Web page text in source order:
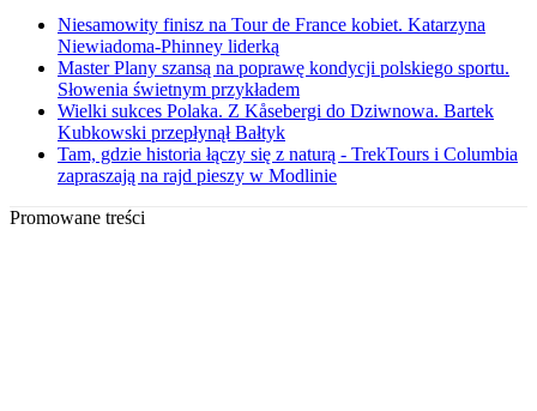
Niesamowity finisz na Tour de France kobiet. Katarzyna
Niewiadoma-Phinney liderką
Master Plany szansą na poprawę kondycji polskiego sportu.
Słowenia świetnym przykładem
Wielki sukces Polaka. Z Kåsebergi do Dziwnowa. Bartek
Kubkowski przepłynął Bałtyk
Tam, gdzie historia łączy się z naturą - TrekTours i Columbia
zapraszają na rajd pieszy w Modlinie
Promowane treści